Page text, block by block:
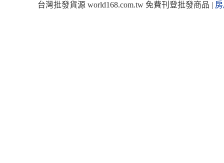
台灣批發貨源 world168.com.tw 免費刊登批發商品 |